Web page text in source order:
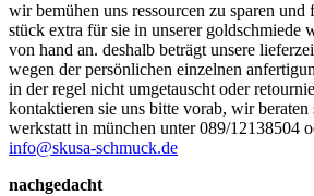
wir bemühen uns ressourcen zu sparen und
stück extra für sie in unserer goldschmiede
von hand an. deshalb beträgt unsere
wegen der persönlichen einzelnen
in der regel nicht umgetauscht oder
kontaktieren sie uns bitte vorab, wir beraten
werkstatt in münchen unter 089/12138504
info@skusa-schmuck.de
nachgedacht